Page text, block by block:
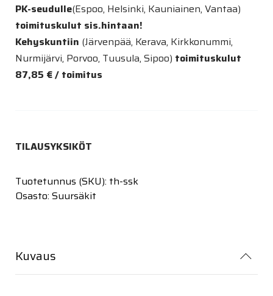
PK-seudulle(Espoo, Helsinki, Kauniainen, Vantaa)
toimituskulut sis.hintaan!
Kehyskuntiin (Järvenpää, Kerava, Kirkkonummi,
Nurmijärvi, Porvoo, Tuusula, Sipoo) toimituskulut
87,85 € / toimitus
TILAUSYKSIKÖT
Tuotetunnus (SKU): th-ssk
Osasto: Suursäkit
Kuvaus